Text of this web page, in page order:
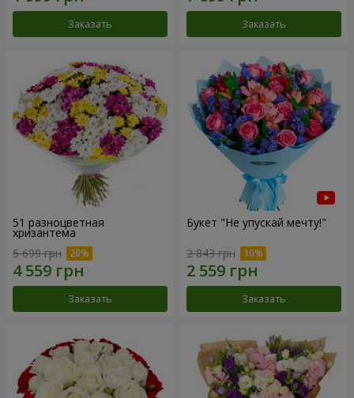
Заказать Заказать
51 разноцветная
хризантема
5 699 грн
Заказать
Букет "Не упускай мечту!"
2 843 грн
Заказать